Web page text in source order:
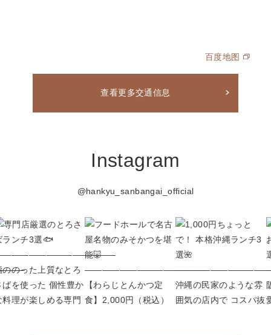
百度地图
查看更多交通信息
Instagram
@hankyu_sanbangai_official